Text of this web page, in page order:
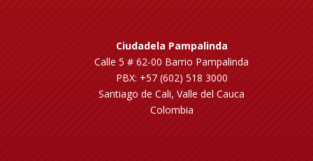
Ciudadela Pampalinda
Calle 5 # 62-00 Barrio Pampalinda
PBX: +57 (602) 518 3000
Santiago de Cali, Valle del Cauca
Colombia